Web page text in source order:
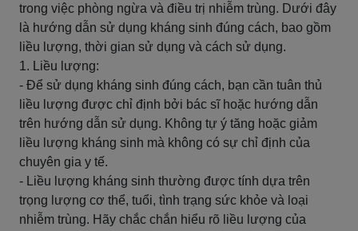
trong việc phòng ngừa và điều trị nhiễm trùng. Dưới đây
là hướng dẫn sử dụng kháng sinh đúng cách, bao gồm
liều lượng, thời gian sử dụng và cách sử dụng.
1. Liều lượng:
- Để sử dụng kháng sinh đúng cách, bạn cần tuân thủ
liều lượng được chỉ định bởi bác sĩ hoặc hướng dẫn
trên hướng dẫn sử dụng. Không tự ý tăng hoặc giảm
liều lượng kháng sinh mà không có sự chỉ định của
chuyên gia y tế.
- Liều lượng kháng sinh thường được tính dựa trên
trọng lượng cơ thể, tuổi, tình trạng sức khỏe và loại
nhiễm trùng. Hãy chắc chắn hiểu rõ liều lượng của